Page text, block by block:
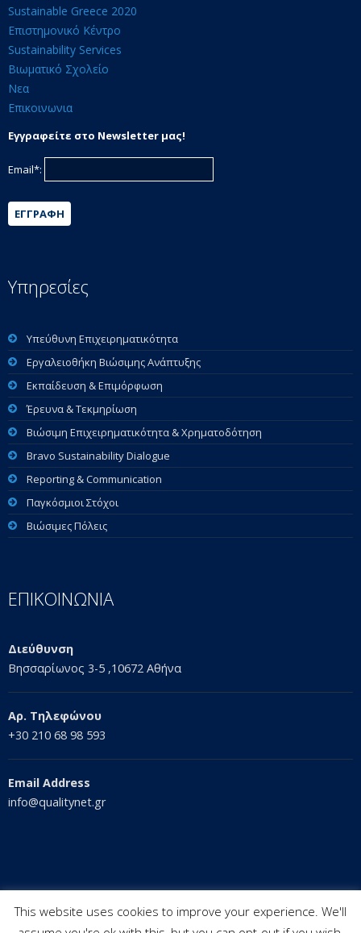
Sustainable Greece 2020
Επιστημονικό Κέντρο
Sustainability Services
Βιωματικό Σχολείο
Νεα
Επικοινωνια
Εγγραφείτε στο Newsletter μας!
Email*:
ΕΓΓΡΑΦΉ
Υπηρεσίες
Υπεύθυνη Επιχειρηματικότητα
Εργαλειοθήκη Βιώσιμης Ανάπτυξης
Εκπαίδευση & Επιμόρφωση
Έρευνα & Τεκμηρίωση
Βιώσιμη Επιχειρηματικότητα & Χρηματοδότηση
Bravo Sustainability Dialogue
Reporting & Communication
Παγκόσμιοι Στόχοι
Βιώσιμες Πόλεις
ΕΠΙΚΟΙΝΩΝΙΑ
Διεύθυνση
Βησσαρίωνος 3-5 ,10672 Αθήνα
Αρ. Τηλεφώνου
+30 210 68 98 593
Email Address
info@qualitynet.gr
This website uses cookies to improve your experience. We'll